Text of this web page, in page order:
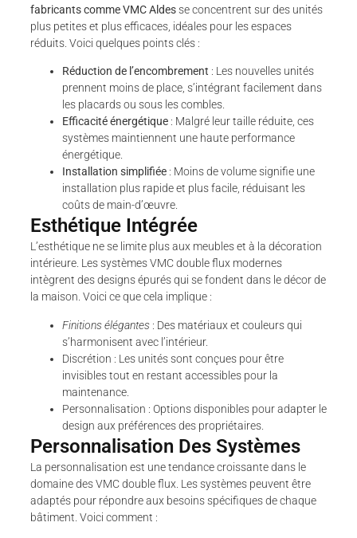
fabricants comme VMC Aldesse concentrent sur des unités
plus petites et plus efficaces, idéales pour les espaces
réduits. Voici quelques points clés :
Réduction de l’encombrement : Les nouvelles unités
prennent moins de place, s’intégrant facilement dans
les placards ou sous les combles.
Efficacité énergétique : Malgré leur taille réduite, ces
systèmes maintiennent une haute performance
énergétique.
Installation simplifiée : Moins de volume signifie une
installation plus rapide et plus facile, réduisant les
coûts de main-d’œuvre.
Esthétique Intégrée
L’esthétique ne se limite plus aux meubles et à la décoration
intérieure. Les systèmes VMC double flux modernes
intègrent des designs épurés qui se fondent dans le décor de
la maison. Voici ce que cela implique :
Finitions élégantes : Des matériaux et couleurs qui
s’harmonisent avec l’intérieur.
Discrétion : Les unités sont conçues pour être
invisibles tout en restant accessibles pour la
maintenance.
Personnalisation : Options disponibles pour adapter le
design aux préférences des propriétaires.
Personnalisation Des Systèmes
La personnalisation est une tendance croissante dans le
domaine des VMC double flux. Les systèmes peuvent être
adaptés pour répondre aux besoins spécifiques de chaque
bâtiment. Voici comment :